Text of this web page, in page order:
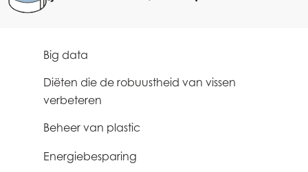
Big data
Diëten die de robuustheid van vissen
verbeteren
Beheer van plastic
Energiebesparing